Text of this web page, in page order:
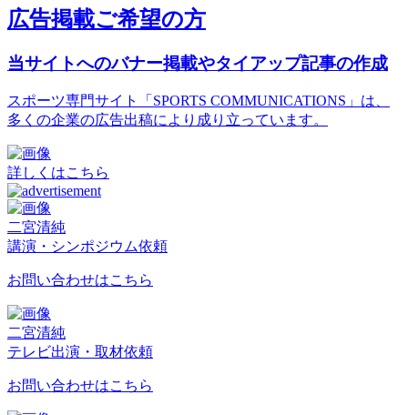
広告掲載ご希望の方
当サイトへのバナー掲載やタイアップ記事の作成
スポーツ専門サイト「SPORTS COMMUNICATIONS」は、
多くの企業の広告出稿により成り立っています。
詳しくはこちら
二宮清純
講演・シンポジウム依頼
お問い合わせはこちら
二宮清純
テレビ出演・取材依頼
お問い合わせはこちら